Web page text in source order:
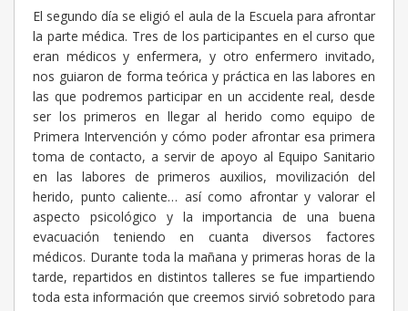
El segundo día se eligió el aula de la Escuela para afrontar
la parte médica. Tres de los participantes en el curso que
eran médicos y enfermera, y otro enfermero invitado,
nos guiaron de forma teórica y práctica en las labores en
las que podremos participar en un accidente real, desde
ser los primeros en llegar al herido como equipo de
Primera Intervención y cómo poder afrontar esa primera
toma de contacto, a servir de apoyo al Equipo Sanitario
en las labores de primeros auxilios, movilización del
herido, punto caliente… así como afrontar y valorar el
aspecto psicológico y la importancia de una buena
evacuación teniendo en cuanta diversos factores
médicos. Durante toda la mañana y primeras horas de la
tarde, repartidos en distintos talleres se fue impartiendo
toda esta información que creemos sirvió sobretodo para